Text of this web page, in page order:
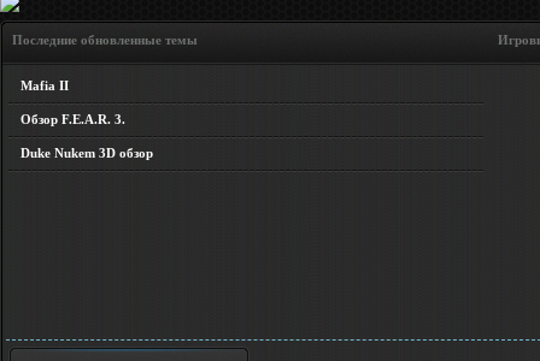
Последние обновленные темы Игровые
Mafia II
Обзор F.E.A.R. 3.
Duke Nukem 3D обзор